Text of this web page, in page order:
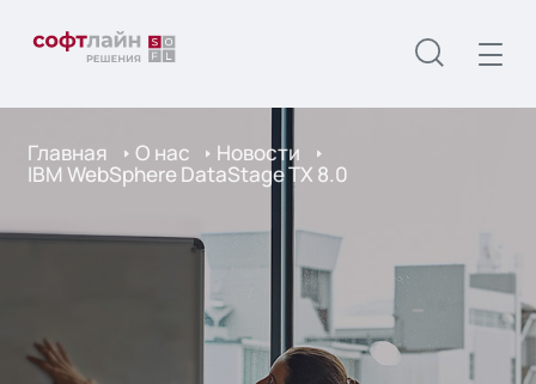
Главная О нас Новости
IBM WebSphere DataStage TX 8.0